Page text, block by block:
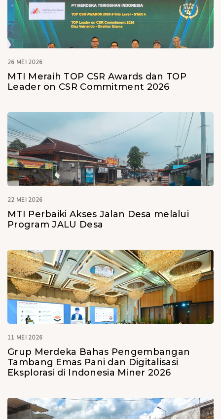
26 MEI 2026
MTI Meraih TOP CSR Awards dan TOP
Leader on CSR Commitment 2026
22 MEI 2026
MTI Perbaiki Akses Jalan Desa melalui
Program JALU Desa
11 MEI 2026
Grup Merdeka Bahas Pengembangan
Tambang Emas Pani dan Digitalisasi
Eksplorasi di Indonesia Miner 2026